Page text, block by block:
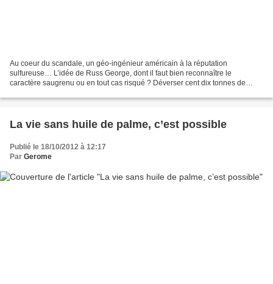
Au coeur du scandale, un géo-ingénieur américain à la réputation
sulfureuse… L’idée de Russ George, dont il faut bien reconnaître le
caractère saugrenu ou en tout cas risqué ? Déverser cent dix tonnes de
La vie sans huile de palme, c’est possible
Publié le 18/10/2012 à 12:17
Par Gerome